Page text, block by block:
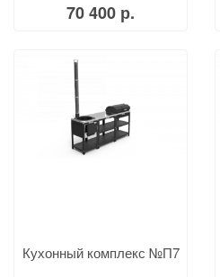
70 400 р.
Кухонный комплекс №П7